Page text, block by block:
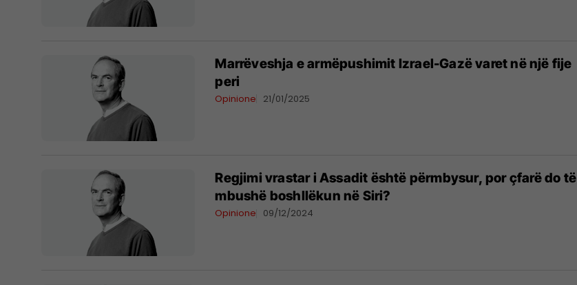
Marrëveshja e armëpushimit Izrael-Gazë varet në një fije
peri
Opinione 21/01/2025
Regjimi vrastar i Assadit është përmbysur, por çfarë do të
mbushë boshllëkun në Siri?
Opinione 09/12/2024